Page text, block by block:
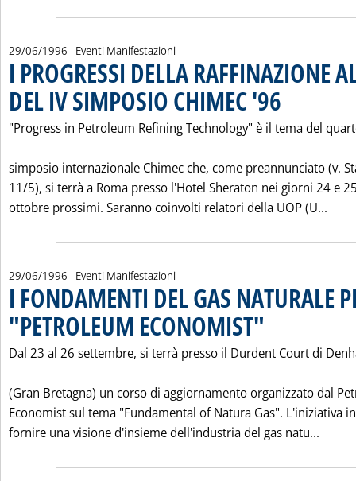
29/06/1996 - Eventi Manifestazioni
I PROGRESSI DELLA RAFFINAZIONE
DEL IV SIMPOSIO CHIMEC '96
"Progress in Petroleum Refining Technology" è il tema del
simposio internazionale Chimec che, come preannunciato (v.
11/5), si terrà a Roma presso l'Hotel Sheraton nei giorni 24 e
ottobre prossimi. Saranno coinvolti relatori della UOP (U...
29/06/1996 - Eventi Manifestazioni
I FONDAMENTI DEL GAS NATURALE
"PETROLEUM ECONOMIST"
Dal 23 al 26 settembre, si terrà presso il Durdent Court di
(Gran Bretagna) un corso di aggiornamento organizzato dal
Economist sul tema "Fundamental of Natura Gas". L'iniziativa
fornire una visione d'insieme dell'industria del gas natu...